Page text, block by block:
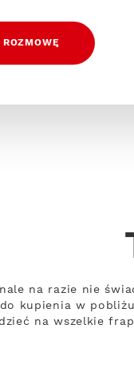
na razie nie
kupienia w
na wszelkie